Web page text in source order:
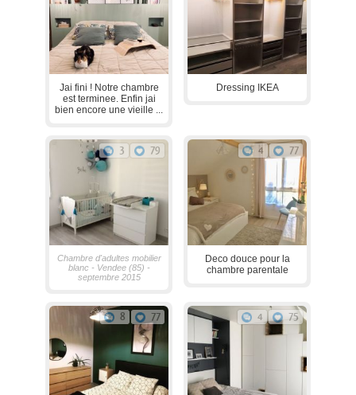
Jai fini ! Notre chambre
est terminee. Enfin jai
bien encore une vieille ...
Dressing IKEA
3 79
Chambre d'adultes mobilier
blanc - Vendee (85) -
septembre 2015
4 77
Deco douce pour la
chambre parentale
8 77 4 75